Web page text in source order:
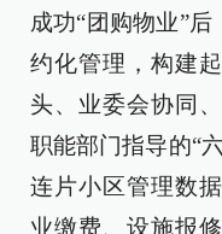
成功“团购物业”
约化管理，构建
头、业委会协同
职能部门指导的“
连片小区管理数
业缴费、设施报